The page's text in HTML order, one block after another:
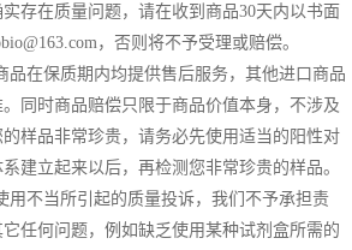
存在质量问题，请在收到商品30天内以书面
，否则将不予受理或赔偿。
在保质期内均提供售后服务，其他进口商品
同时商品赔偿只限于商品价值本身，不涉及
样品非常珍贵，请务必先使用适当的阳性对
建立起来以后，再检测您非常珍贵的样品。
不当所引起的质量投诉，我们不予承担责
任何问题，例如缺乏使用某种试剂盒所需的